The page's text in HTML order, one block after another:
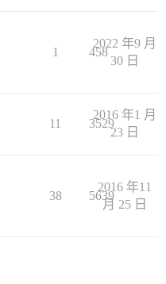
1 458
2022 年9 月
30 日
11 3529
2016 年1 月
23 日
38 5639
2016 年11
月 25 日